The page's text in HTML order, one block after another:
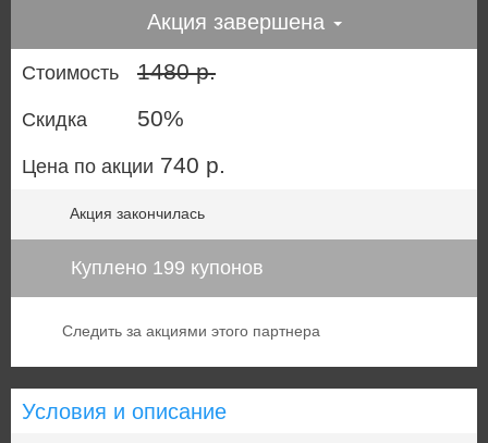
Акция завершена
Стоимость 1480 р.
Скидка 50%
Цена по акции 740 р.
Акция закончилась
Куплено 199 купонов
Следить за акциями этого партнера
Условия и описание